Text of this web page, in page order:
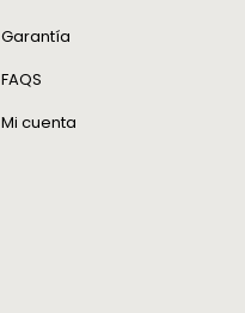
Garantía
FAQS
Mi cuenta